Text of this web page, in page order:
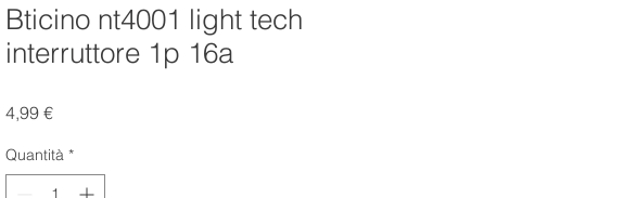
Bticino nt4001 light tech
interruttore 1p 16a
4,99 €Prezzo
Quantità *